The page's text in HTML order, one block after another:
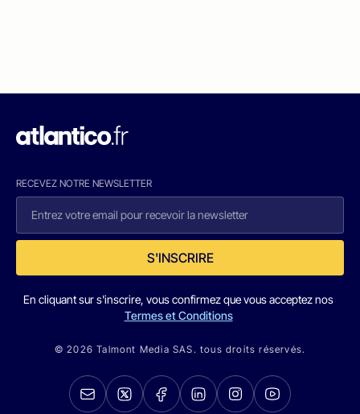
RECEVEZ NOTRE NEWSLETTER
S'INSCRIRE
En cliquant sur s'inscrire, vous confirmez que vous acceptez nos
Termes et Conditions
© 2026 Talmont Media SAS. tous droits réservés.